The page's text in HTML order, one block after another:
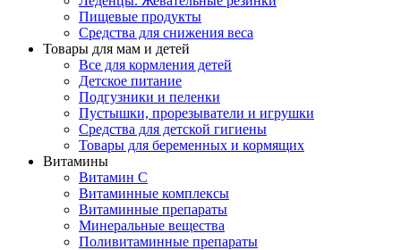
Пищевые продукты
Средства для снижения веса
Товары для мам и детей
Все для кормления детей
Детское питание
Подгузники и пеленки
Пустышки, прорезыватели и игрушки
Средства для детской гигиены
Товары для беременных и кормящих
Витамины
Витамин С
Витаминные комплексы
Витаминные препараты
Минеральные вещества
Поливитаминные препараты